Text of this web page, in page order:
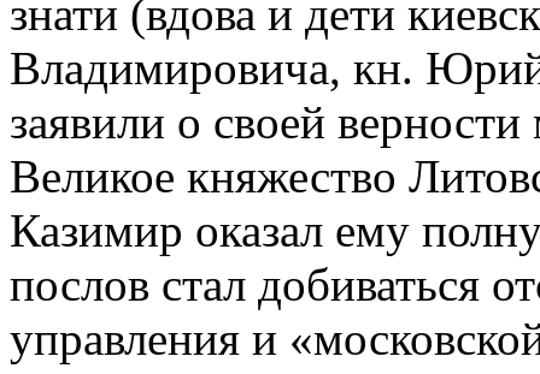
знати (вдова и дети
Владимировича, кн.
заявили о своей
Великое княжество
Казимир оказал ему
послов стал добиваться
управления и